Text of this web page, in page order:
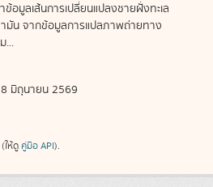
อมูลเส้นการเปลี่ยนแปลงชายฝั่งทะเล
มัน จากข้อมูลการแปลภาพถ่ายทาง
...
มิถุนายน 2569
(ให้ดู คู่มือ API).